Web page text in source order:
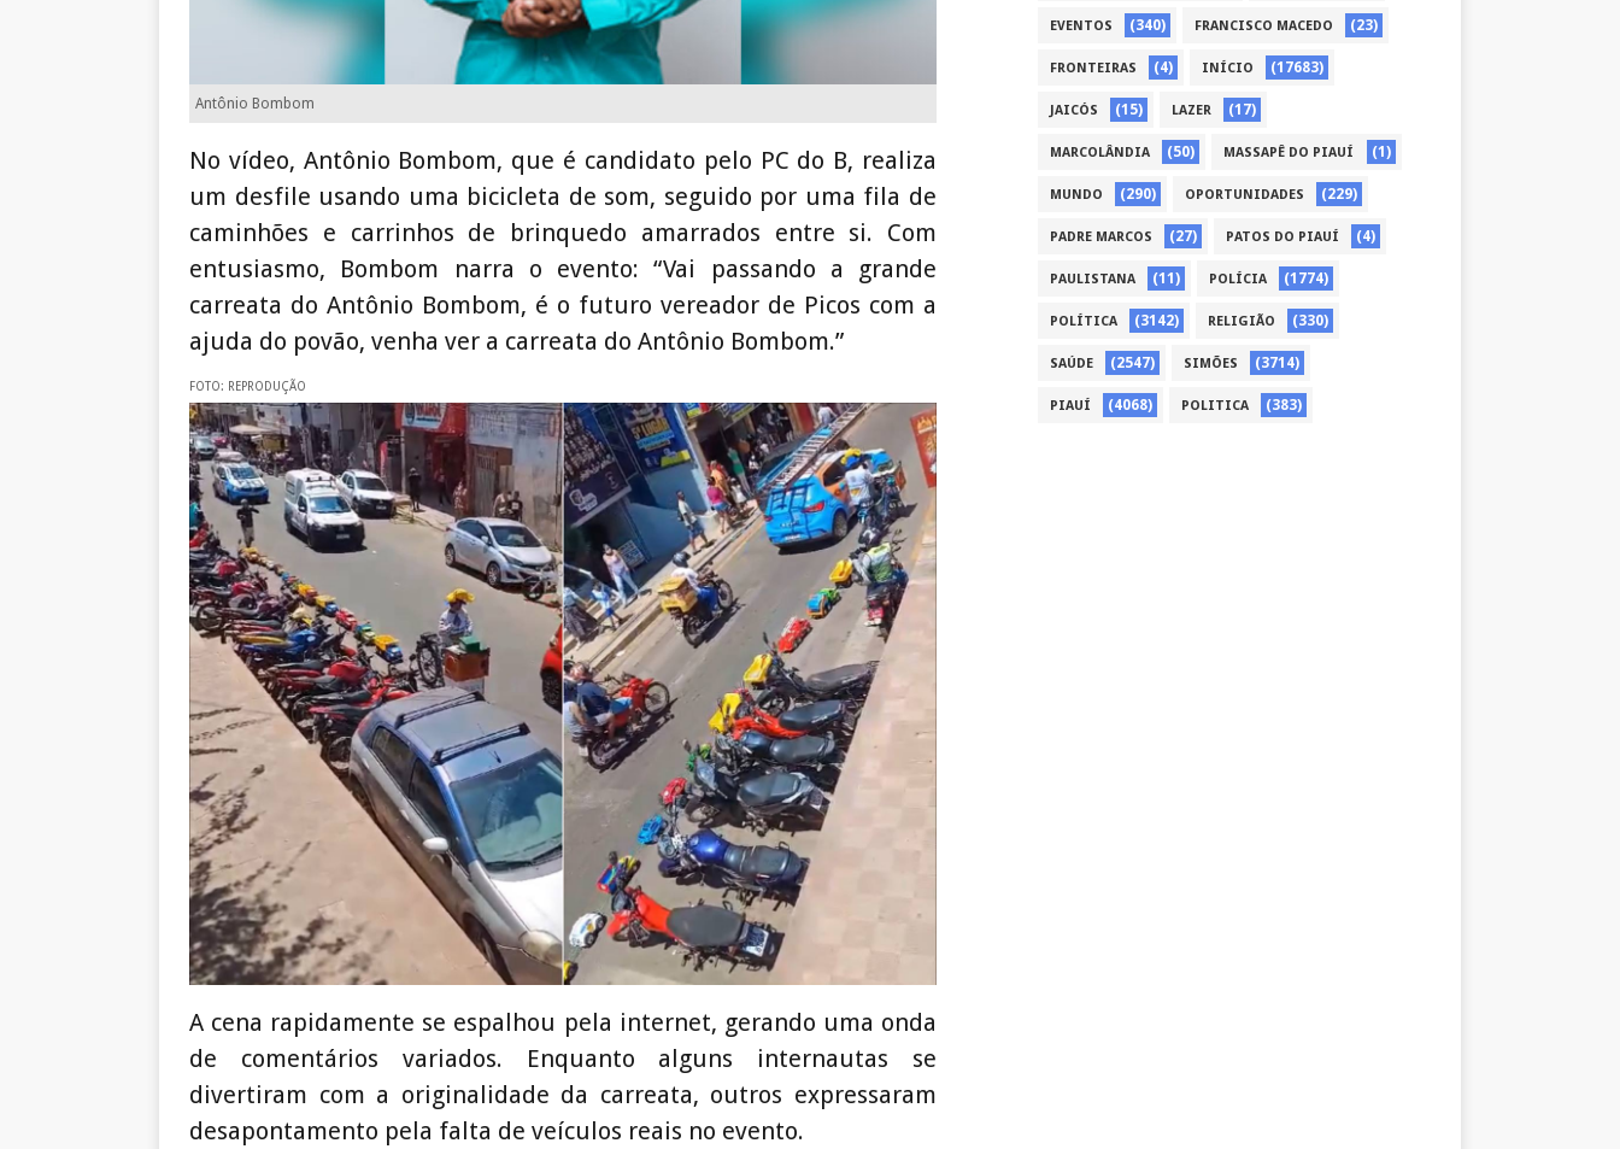
Antônio Bombom
No vídeo, Antônio Bombom, que é candidato pelo PC do B, realiza
um desfile usando uma bicicleta de som, seguido por uma fila de
caminhões e carrinhos de brinquedo amarrados entre si. Com
entusiasmo, Bombom narra o evento: “Vai passando a grande
carreata do Antônio Bombom, é o futuro vereador de Picos com a
ajuda do povão, venha ver a carreata do Antônio Bombom.”
FOTO: REPRODUÇÃO
A cena rapidamente se espalhou pela internet, gerando uma onda
de comentários variados. Enquanto alguns internautas se
divertiram com a originalidade da carreata, outros expressaram
desapontamento pela falta de veículos reais no evento.
EVENTOS (340) FRANCISCO MACEDO (23)
FRONTEIRAS (4) INÍCIO (17683)
JAICÓS (15) LAZER (17)
MARCOLÂNDIA (50) MASSAPÊ DO PIAUÍ (1)
MUNDO (290) OPORTUNIDADES (229)
PADRE MARCOS (27) PATOS DO PIAUÍ (4)
PAULISTANA (11) POLÍCIA (1774)
POLÍTICA (3142) RELIGIÃO (330)
SAÚDE (2547) SIMÕES (3714)
PIAUÍ (4068) POLITICA (383)